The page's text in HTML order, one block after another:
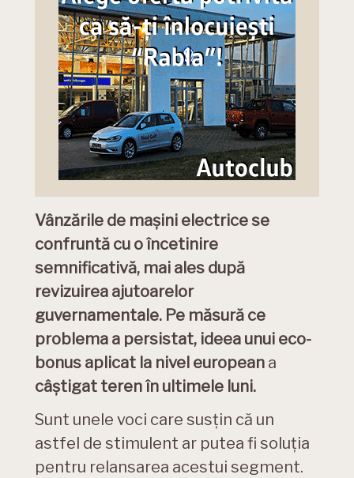
Vânzările de mașini electrice se
confruntă cu o încetinire
semnificativă, mai ales după
revizuirea ajutoarelor
guvernamentale. Pe măsură ce
problema a persistat, ideea unui eco-
bonus aplicat la nivel european a
câștigat teren în ultimele luni.
Sunt unele voci care susțin că un
astfel de stimulent ar putea fi soluția
pentru relansarea acestui segment.